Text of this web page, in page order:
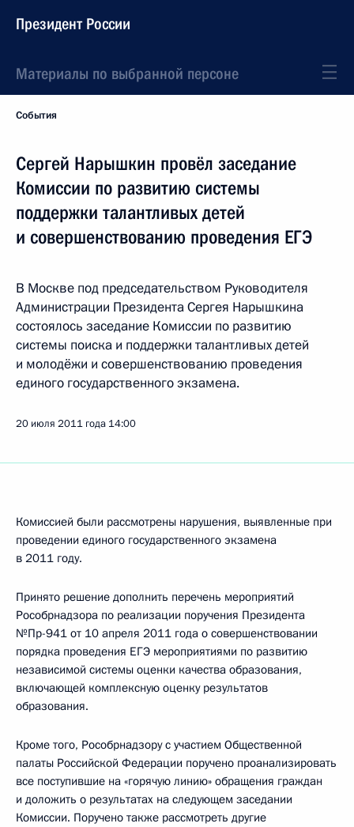
Президент России
Материалы по выбранной персоне
События
Сергей Нарышкин провёл заседание
Комиссии по развитию системы
поддержки талантливых детей
и совершенствованию проведения ЕГЭ
В Москве под председательством Руководителя
Администрации Президента Сергея Нарышкина
состоялось заседание Комиссии по развитию
системы поиска и поддержки талантливых детей
и молодёжи и совершенствованию проведения
единого государственного экзамена.
20 июля 2011 года 14:00
Комиссией были рассмотрены нарушения, выявленные при
проведении единого государственного экзамена
в 2011 году.
Принято решение дополнить перечень мероприятий
Рособрнадзора по реализации поручения Президента
№Пр-941 от 10 апреля 2011 года о совершенствовании
порядка проведения ЕГЭ мероприятиями по развитию
независимой системы оценки качества образования,
включающей комплексную оценку результатов
образования.
Кроме того, Рособрнадзору с участием Общественной
палаты Российской Федерации поручено проанализировать
все поступившие на «горячую линию» обращения граждан
и доложить о результатах на следующем заседании
Комиссии. Поручено также рассмотреть другие